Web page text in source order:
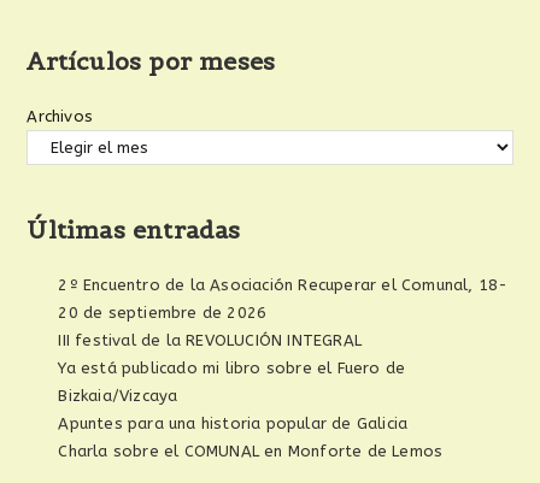
Artículos por meses
Archivos
Últimas entradas
2º Encuentro de la Asociación Recuperar el Comunal, 18-
20 de septiembre de 2026
III festival de la REVOLUCIÓN INTEGRAL
Ya está publicado mi libro sobre el Fuero de
Bizkaia/Vizcaya
Apuntes para una historia popular de Galicia
Charla sobre el COMUNAL en Monforte de Lemos